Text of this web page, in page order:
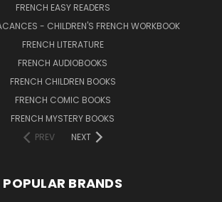
FRENCH EASY READERS
- CHILDREN'S FRENCH WORKBOOK
FRENCH LITERATURE
FRENCH AUDIOBOOKS
FRENCH CHILDREN BOOKS
FRENCH COMIC BOOKS
FRENCH MYSTERY BOOKS
PREV
NEXT
POPULAR BRANDS